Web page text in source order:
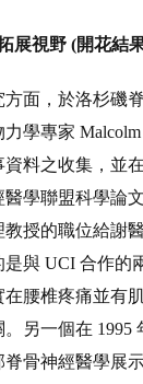
展視野 (開花結
面，於洛杉磯
學專家
資料之收集，並
醫學聯盟科學論
教授的職位給謝
與 UCI 合作的
腰椎疼痛並有
另一個在 1995
脊骨神經醫學展